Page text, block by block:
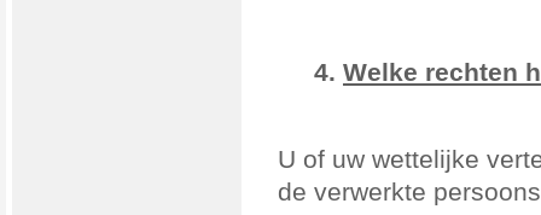
4. Welke rechten
U of uw wettelijke
de verwerkte